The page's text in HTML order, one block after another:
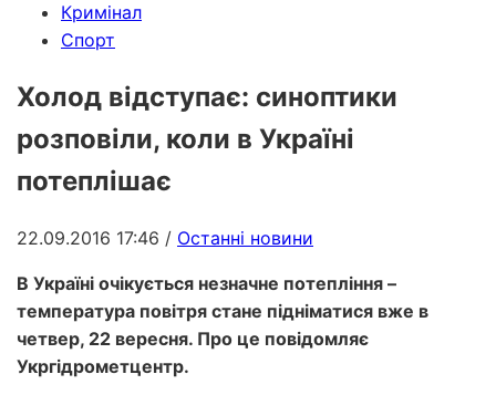
Кримінал
Спорт
Холод відступає: синоптики
розповіли, коли в Україні
потеплішає
22.09.2016 17:46 / Останні новини
В Україні очікується незначне потепління –
температура повітря стане підніматися вже в
четвер, 22 вересня. Про це повідомляє
Укргідрометцентр.